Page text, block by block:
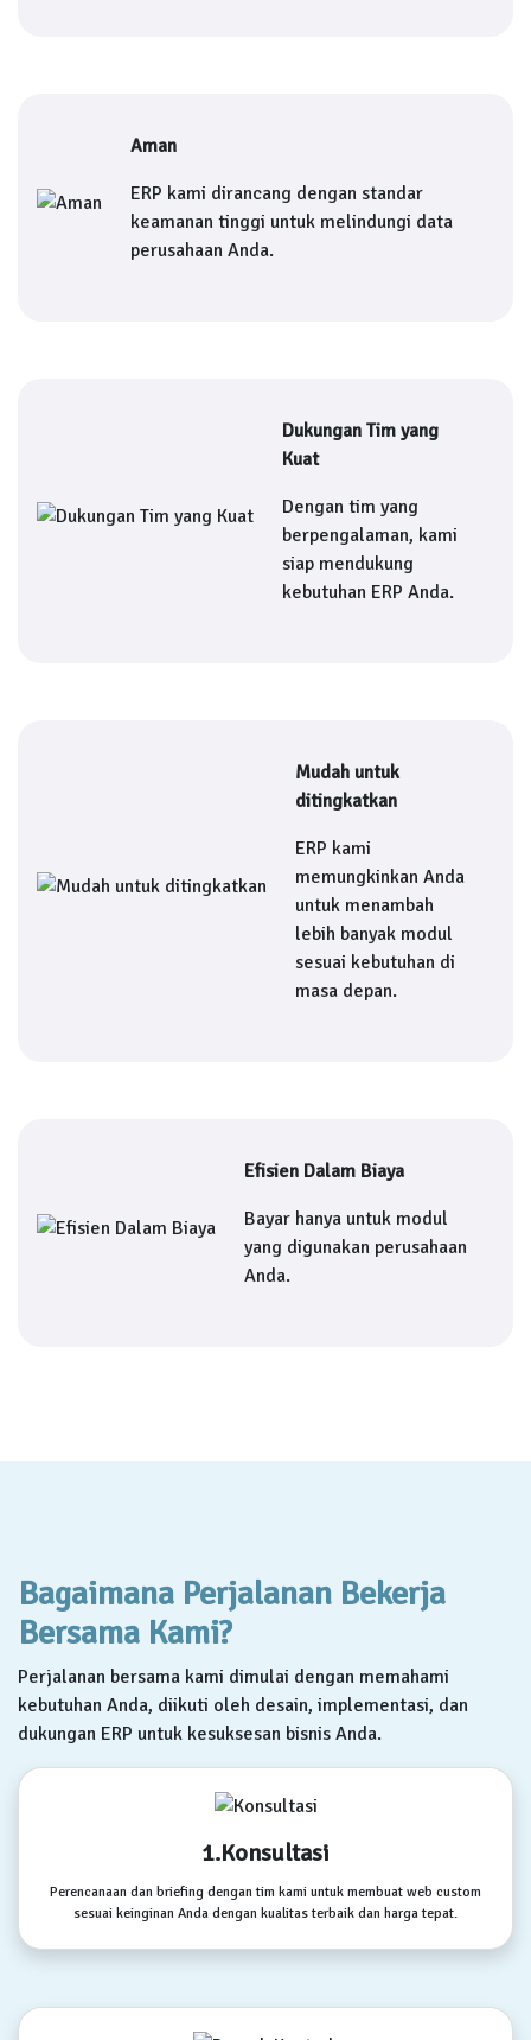
Aman
ERP kami dirancang dengan standar
keamanan tinggi untuk melindungi data
perusahaan Anda.
Dukungan Tim yang
Kuat
Dengan tim yang
berpengalaman, kami
siap mendukung
kebutuhan ERP Anda.
Mudah untuk
ditingkatkan
ERP kami
memungkinkan Anda
untuk menambah
lebih banyak modul
sesuai kebutuhan di
masa depan.
Efisien Dalam Biaya
Bayar hanya untuk modul
yang digunakan perusahaan
Anda.
Bagaimana Perjalanan Bekerja
Bersama Kami?
Perjalanan bersama kami dimulai dengan memahami
kebutuhan Anda, diikuti oleh desain, implementasi, dan
dukungan ERP untuk kesuksesan bisnis Anda.
1.Konsultasi
Perencanaan dan briefing dengan tim kami untuk membuat web custom
sesuai keinginan Anda dengan kualitas terbaik dan harga tepat.